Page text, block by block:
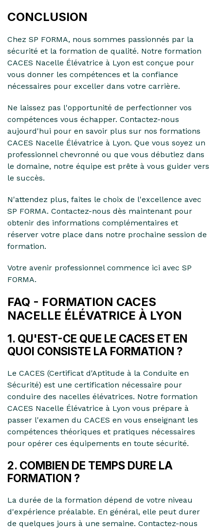
CONCLUSION
Chez SP FORMA, nous sommes passionnés par la
sécurité et la formation de qualité. Notre formation
CACES Nacelle Élévatrice à Lyon est conçue pour
vous donner les compétences et la confiance
nécessaires pour exceller dans votre carrière.
Ne laissez pas l'opportunité de perfectionner vos
compétences vous échapper. Contactez-nous
aujourd'hui pour en savoir plus sur nos formations
CACES Nacelle Élévatrice à Lyon. Que vous soyez un
professionnel chevronné ou que vous débutiez dans
le domaine, notre équipe est prête à vous guider vers
le succès.
N'attendez plus, faites le choix de l'excellence avec
SP FORMA. Contactez-nous dès maintenant pour
obtenir des informations complémentaires et
réserver votre place dans notre prochaine session de
formation.
Votre avenir professionnel commence ici avec SP
FORMA.
FAQ - FORMATION CACES
NACELLE ÉLÉVATRICE À LYON
1. QU'EST-CE QUE LE CACES ET EN
QUOI CONSISTE LA FORMATION ?
Le CACES (Certificat d'Aptitude à la Conduite en
Sécurité) est une certification nécessaire pour
conduire des nacelles élévatrices. Notre formation
CACES Nacelle Élévatrice à Lyon vous prépare à
passer l'examen du CACES en vous enseignant les
compétences théoriques et pratiques nécessaires
pour opérer ces équipements en toute sécurité.
2. COMBIEN DE TEMPS DURE LA
FORMATION ?
La durée de la formation dépend de votre niveau
d'expérience préalable. En général, elle peut durer
de quelques jours à une semaine. Contactez-nous